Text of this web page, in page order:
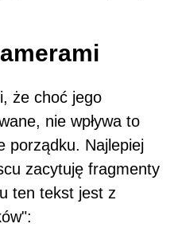
że choć jego
nie wpływa to
porządku. Najlepiej
zacytuję fragmenty
ten tekst jest z